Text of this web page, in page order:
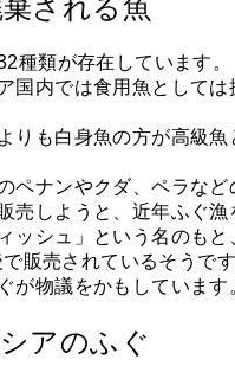
される魚
種類が存在しています。
国内では食用魚として
りも白身魚の方が高級
ペナンやクダ、ペラな
売しようと、近年ふぐ
ッシュ」という名のも
販売されているそうで
が物議をかもしています
アのふぐ